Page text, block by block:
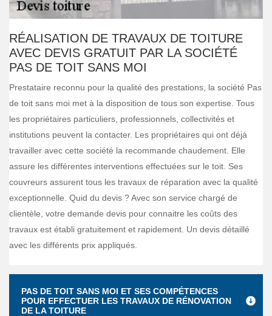
RÉALISATION DE TRAVAUX DE TOITURE
AVEC DEVIS GRATUIT PAR LA SOCIÉTÉ
PAS DE TOIT SANS MOI
Prestataire reconnu pour la qualité des prestations, la société Pas
de toit sans moi met à la disposition de tous son expertise. Tous
les propriétaires particuliers, professionnels, collectivités et
institutions peuvent la contacter. Les propriétaires qui ont déjà
travailler avec cette société la recommande chaudement. Elle
assure les différentes interventions effectuées sur le toit. Ses
couvreurs assurent tous les travaux de réparation avec la qualité
exceptionnelle. Quid du devis ? Avec son service chargé de
clientèle, votre demande devis pour connaitre les coûts des
travaux est établi gratuitement et rapidement. Un devis détaillé
avec les différents prix appliqués.
PAS DE TOIT SANS MOI ET SES COMPÉTENCES
POUR EFFECTUER LES TRAVAUX DE RÉNOVATION
DE LA TOITURE